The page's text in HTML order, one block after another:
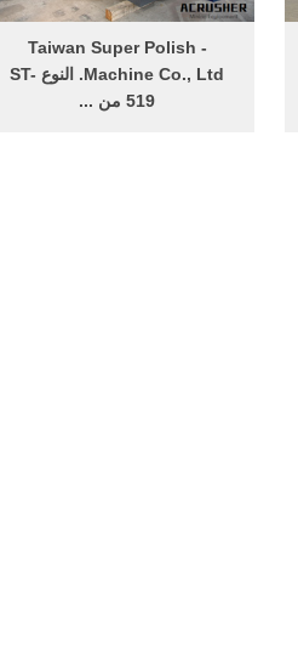
- Taiwan Super Polish
Machine Co., Ltd. النوع ST-
519 من ...